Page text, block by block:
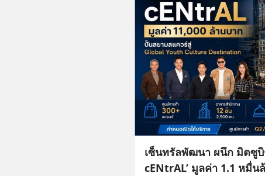
เซ็นทรัลพัฒนา ผนึก มิตซูบิ
cENtrAL’ มูลค่า 1.1 หมื่